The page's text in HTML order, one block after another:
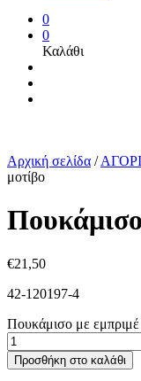
0
0
Καλάθι
Αρχική σελίδα /
μοτίβο
€21,50
42-120197-4
Πουκάμισο με εμπριμέ
Προσθήκη στο καλάθι